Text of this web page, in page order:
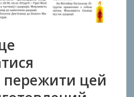
пережити цей